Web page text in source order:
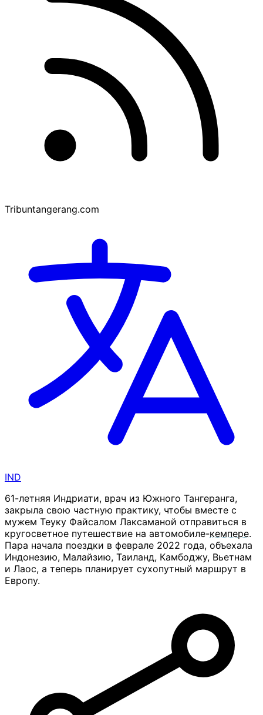
Tribuntangerang.com
IND
61-летняя Индриати, врач из Южного Тангеранга,
закрыла свою частную практику, чтобы вместе с
мужем Теуку Файсалом Лаксаманой отправиться в
кругосветное путешествие на автомобиле-кемпере.
Пара начала поездки в феврале 2022 года, объехала
Индонезию, Малайзию, Таиланд, Камбоджу, Вьетнам
и Лаос, а теперь планирует сухопутный маршрут в
Европу.